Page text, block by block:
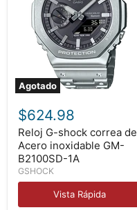
Agotado
G-
shock
correa
de
Acero
inoxidable
GM-
B2100SD-
$624.98
Reloj G-shock correa de
Acero inoxidable GM-
B2100SD-1A
GSHOCK
Vista Rápida